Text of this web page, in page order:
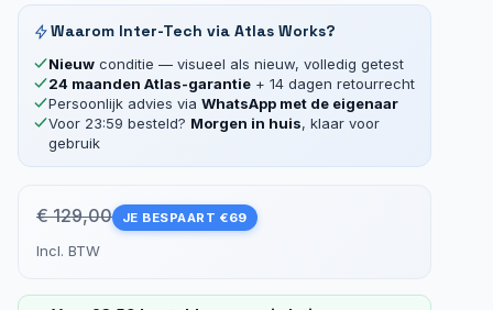
Waarom Inter-Tech via Atlas Works?
Nieuw conditie — visueel als nieuw, volledig getest
24 maanden Atlas-garantie + 14 dagen retourrecht
Persoonlijk advies via WhatsApp met de eigenaar
Voor 23:59 besteld? Morgen in huis, klaar voor
gebruik
€ 129,00 JE BESPAART €69
Incl. BTW